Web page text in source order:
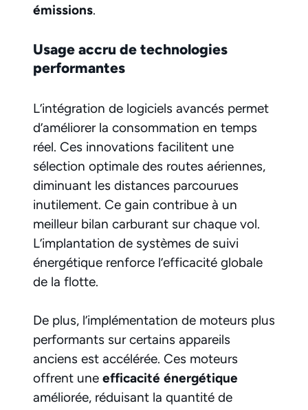
émissions.
Usage accru de technologies
performantes
L’intégration de logiciels avancés permet
d’améliorer la consommation en temps
réel. Ces innovations facilitent une
sélection optimale des routes aériennes,
diminuant les distances parcourues
inutilement. Ce gain contribue à un
meilleur bilan carburant sur chaque vol.
L’implantation de systèmes de suivi
énergétique renforce l’efficacité globale
de la flotte.
De plus, l’implémentation de moteurs plus
performants sur certains appareils
anciens est accélérée. Ces moteurs
offrent une efficacité énergétique
améliorée, réduisant la quantité de